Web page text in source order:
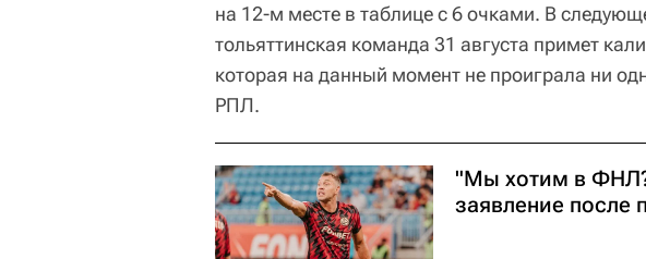
на 12-м месте в таблице с 6 очками. В
тольяттинская команда 31 августа примет
которая на данный момент не проиграла ни
РПЛ.
"Мы хотим в
заявление после